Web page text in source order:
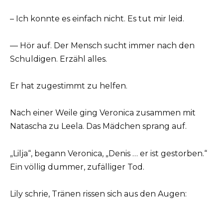
– Ich konnte es einfach nicht. Es tut mir leid.
— Hör auf. Der Mensch sucht immer nach den
Schuldigen. Erzähl alles.
Er hat zugestimmt zu helfen.
Nach einer Weile ging Veronica zusammen mit
Natascha zu Leela. Das Mädchen sprang auf.
„Lilja“, begann Veronica, „Denis … er ist gestorben.“
Ein völlig dummer, zufälliger Tod.
Lily schrie, Tränen rissen sich aus den Augen: